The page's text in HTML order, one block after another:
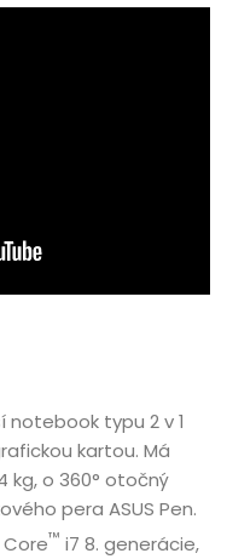
notebook typu 2 v 1
kartou. Má
kg, o 360° otočný
pera ASUS Pen.
Core™ i7 8. generácie,